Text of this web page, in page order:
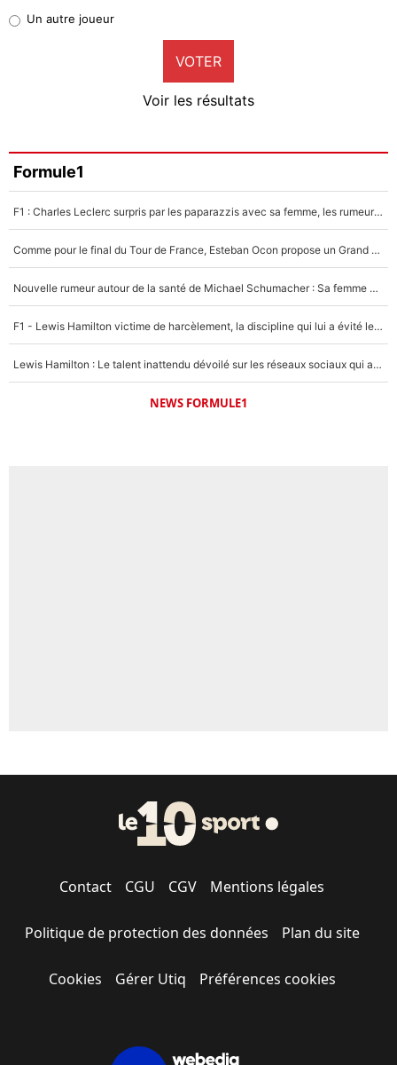
9%
Faris Moumbagna
4%
Un autre joueur
5%
Un autre joueur
VOTER
Voir les résultats
Formule1
F1 : Charles Leclerc surpris par les paparazzis avec sa femme, les rumeurs étaient vraies !
Comme pour le final du Tour de France, Esteban Ocon propose un Grand Prix de Formule 1 à Paris : «Autour de l’Arc de Triomphe, ce serait génial» !
Nouvelle rumeur autour de la santé de Michael Schumacher : Sa femme Corinna sort du silence
F1 - Lewis Hamilton victime de harcèlement, la discipline qui lui a évité le pire : «J'aurais probablement mal tourné»
Lewis Hamilton : Le talent inattendu dévoilé sur les réseaux sociaux qui a impressionné Kim Kardashian pendant leurs vacances en amoureux !
NEWS FORMULE1
Contact CGU CGV Mentions légales
Politique de protection des données Plan du site
Cookies Gérer Utiq Préférences cookies